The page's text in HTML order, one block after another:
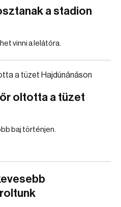
a stadion
vinni a lelátóra.
oltotta a tüzet
baj történjen.